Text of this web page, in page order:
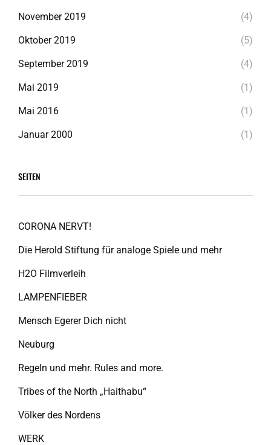
November 2019 (4)
Oktober 2019 (5)
September 2019 (4)
Mai 2019 (1)
Mai 2016 (1)
Januar 2000 (1)
SEITEN
CORONA NERVT!
Die Herold Stiftung für analoge Spiele und mehr
H2O Filmverleih
LAMPENFIEBER
Mensch Egerer Dich nicht
Neuburg
Regeln und mehr. Rules and more.
Tribes of the North „Haithabu“
Völker des Nordens
WERK